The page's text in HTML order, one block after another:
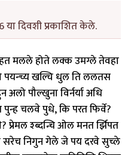
या दिवशी प्रकाशित केले.
मलले होते लक्क उमग्ले तेवहा
पयन्च्य खल्चि धुल ति ललतस
पौल्खुना विर्नर्या अधि
चलवे पुधे, कि परत फिर्वे?
श्ब्दन्चि ओल मनत र्झिपत
सरेच निगुन गेले जे पय दरवे सुच्ले